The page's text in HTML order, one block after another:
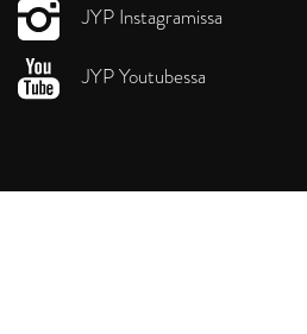
JYP Instagramissa
JYP Youtubessa